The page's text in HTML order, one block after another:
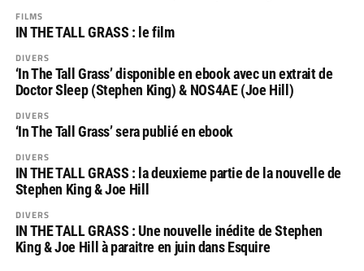
FILMS
IN THE TALL GRASS : le film
DIVERS
‘In The Tall Grass’ disponible en ebook avec un extrait de
Doctor Sleep (Stephen King) & NOS4AE (Joe Hill)
DIVERS
‘In The Tall Grass’ sera publié en ebook
DIVERS
IN THE TALL GRASS : la deuxieme partie de la nouvelle de
Stephen King & Joe Hill
DIVERS
IN THE TALL GRASS : Une nouvelle inédite de Stephen
King & Joe Hill à paraitre en juin dans Esquire